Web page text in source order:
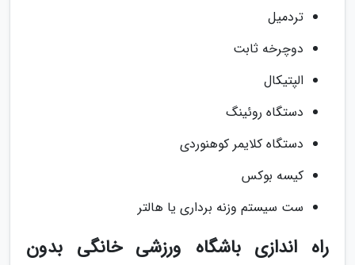
تردمیل
دوچرخه ثابت
الپتیکال
دستگاه روئینگ
دستگاه کلایمر کوهنوردی
کیسه بوکس
ست سیستم وزنه برداری یا هالتر
راه اندازی باشگاه ورزشی خانگی بدون